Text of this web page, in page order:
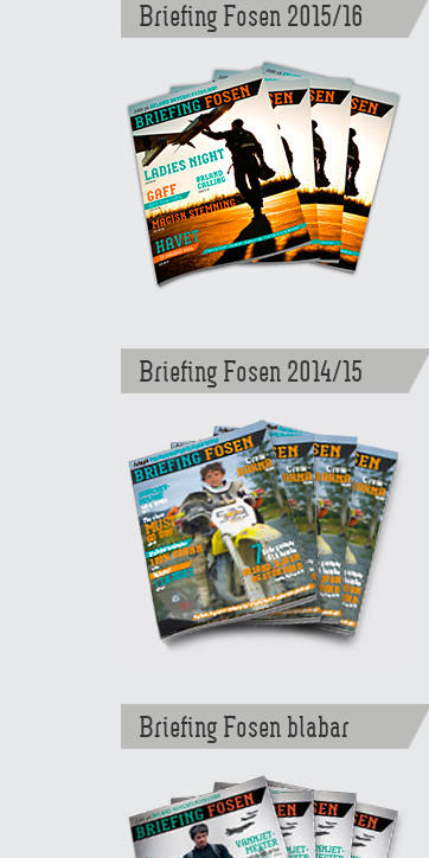
Briefing Fosen 2015/16
Briefing Fosen 2014/15
Briefing Fosen blabar